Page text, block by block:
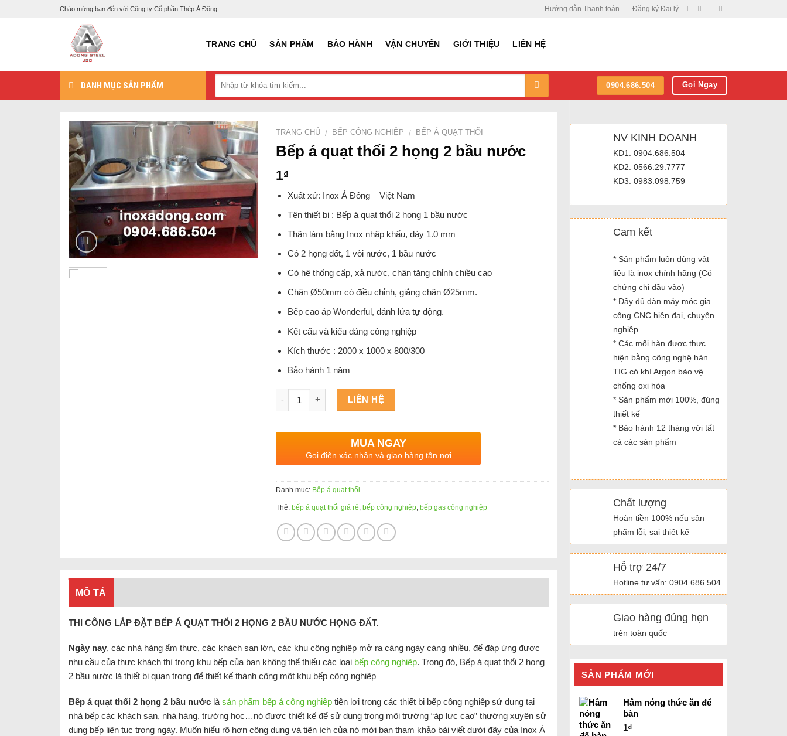
Chào mừng bạn đến với Công ty Cổ phần Thép Á Đông Hướng dẫn Thanh toán Đăng ký Đại lý
TRANG CHỦ SẢN PHẨM BẢO HÀNH VẬN CHUYỂN GIỚI THIỆU LIÊN HỆ
DANH MỤC SẢN PHẨM 0904.686.504 Gọi Ngay
TRANG CHỦ / BẾP CÔNG NGHIỆP / BẾP Á QUẠT THỔI
Bếp á quạt thổi 2 họng 2 bầu nước
1₫
Xuất xứ: Inox Á Đông – Việt Nam
Tên thiết bị : Bếp á quạt thổi 2 họng 1 bầu nước
Thân làm bằng Inox nhập khẩu, dày 1.0 mm
Có 2 họng đốt, 1 vòi nước, 1 bầu nước
Có hệ thống cấp, xả nước, chân tăng chỉnh chiều cao
Chân Ø50mm có điều chỉnh, giằng chân Ø25mm.
Bếp cao áp Wonderful, đánh lửa tự động.
Kết cấu và kiểu dáng công nghiệp
Kích thước : 2000 x 1000 x 800/300
Bảo hành 1 năm
LIÊN HỆ
MUA NGAY
Gọi điện xác nhận và giao hàng tận nơi
Danh mục: Bếp á quạt thổi
Thẻ:bếp á quạt thổi giá rẻ ,bếp công nghiệp ,bếp gas công nghiệp
MÔ TẢ
THI CÔNG LẮP ĐẶT BẾP Á QUẠT THỔI 2 HỌNG 2 BẦU NƯỚC HỌNG ĐẤT.
Ngày nay, các nhà hàng ẩm thực, các khách sạn lớn, các khu công nghiệp mở ra càng ngày càng nhiều, để đáp ứng được
nhu cầu của thực khách thì trong khu bếp của bạn không thể thiếu các loại bếp công nghiệp. Trong đó, Bếp á quạt thổi 2 họng
2 bầu nước là thiết bị quan trọng để thiết kế thành công một khu bếp công nghiệp
Bếp á quạt thổi 2 họng 2 bầu nước là sản phẩm bếp á công nghiệp tiện lợi trong các thiết bị bếp công nghiệp sử dụng tại
nhà bếp các khách sạn, nhà hàng, trường học…nó được thiết kế để sử dụng trong môi trường “áp lực cao” thường xuyên sử
dụng bếp liên tục trong ngày. Muốn hiểu rõ hơn công dụng và tiện ích của nó mời bạn tham khảo bài viết dưới đây của Inox Á
NV KINH DOANH
KD1: 0904.686.504
KD2: 0566.29.7777
KD3: 0983.098.759
Cam kết
* Sản phẩm luôn dùng vật
liệu là inox chính hãng (Có
chứng chỉ đầu vào)
* Đầy đủ dàn máy móc gia
công CNC hiện đại, chuyên
nghiệp
* Các mối hàn được thực
hiện bằng công nghệ hàn
TIG có khí Argon bảo vệ
chống oxi hóa
* Sản phẩm mới 100%, đúng
thiết kế
* Bảo hành 12 tháng với tất
cả các sản phẩm
Chất lượng
Hoàn tiền 100% nếu sản
phẩm lỗi, sai thiết kế
Hỗ trợ 24/7
Hotline tư vấn: 0904.686.504
Giao hàng đúng hẹn
trên toàn quốc
SẢN PHẨM MỚI
Hâm nóng thức ăn để
bàn
1₫